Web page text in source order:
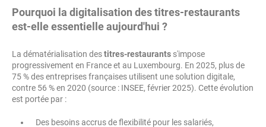
Pourquoi la digitalisation des titres-restaurants
est-elle essentielle aujourd'hui ?
La dématérialisation destitres-restaurants s'impose
progressivement en France et au Luxembourg. En 2025, plus de
75 % des entreprises françaises utilisent une solution digitale,
contre 56 % en 2020 (source : INSEE, février 2025). Cette évolution
est portée par :
Des besoins accrus de flexibilité pour les salariés,